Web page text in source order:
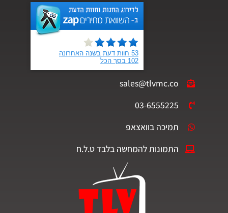
sales@tlvmc.co
03-6555225
תמיכה בוואצאפ
התמונות להמחשה בלבד ט.ל.ח